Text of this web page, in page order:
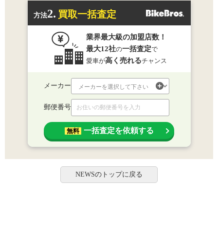
方法2. 買取一括査定
業界最大級の加盟店数！
最大12社の一括査定で
愛車が高く売れるチャンス
メーカー
郵便番号
無料 一括査定を依頼する
NEWSのトップに戻る